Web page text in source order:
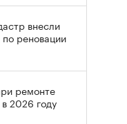
внесли
реновации
ремонте
2026 году